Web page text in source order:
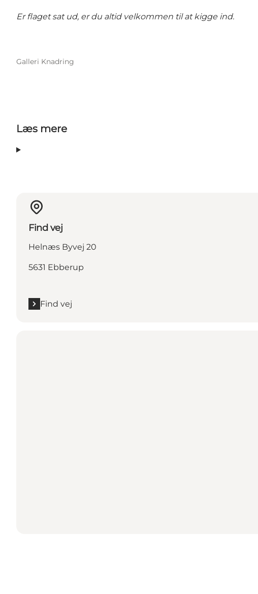
Er flaget sat ud, er du altid velkommen til at kigge ind.
Galleri Knadring
Læs mere
Find vej
Helnæs Byvej 20
5631 Ebberup
Find vej